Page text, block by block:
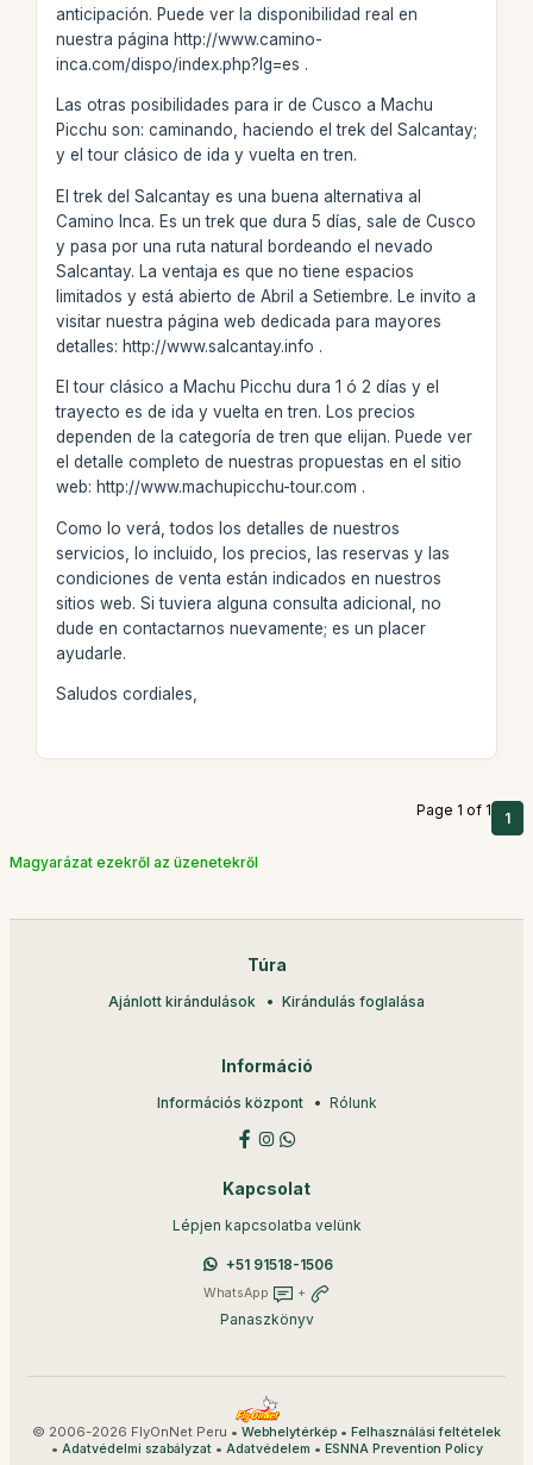
anticipación. Puede ver la disponibilidad real en
nuestra página http://www.camino-
inca.com/dispo/index.php?lg=es .
Las otras posibilidades para ir de Cusco a Machu
Picchu son: caminando, haciendo el trek del Salcantay;
y el tour clásico de ida y vuelta en tren.
El trek del Salcantay es una buena alternativa al
Camino Inca. Es un trek que dura 5 días, sale de Cusco
y pasa por una ruta natural bordeando el nevado
Salcantay. La ventaja es que no tiene espacios
limitados y está abierto de Abril a Setiembre. Le invito a
visitar nuestra página web dedicada para mayores
detalles: http://www.salcantay.info .
El tour clásico a Machu Picchu dura 1 ó 2 días y el
trayecto es de ida y vuelta en tren. Los precios
dependen de la categoría de tren que elijan. Puede ver
el detalle completo de nuestras propuestas en el sitio
web: http://www.machupicchu-tour.com .
Como lo verá, todos los detalles de nuestros
servicios, lo incluido, los precios, las reservas y las
condiciones de venta están indicados en nuestros
sitios web. Si tuviera alguna consulta adicional, no
dude en contactarnos nuevamente; es un placer
ayudarle.
Saludos cordiales,
Page 1 of 1 1
Magyarázat ezekről az üzenetekről
Túra
Ajánlott kirándulások Kirándulás foglalása
Információ
Információs központ Rólunk
Kapcsolat
Lépjen kapcsolatba velünk
+51 91518-1506
WhatsApp +
Panaszkönyv
© 2006-2026 FlyOnNet Peru • Webhelytérkép • Felhasználási feltételek
• Adatvédelmi szabályzat• Adatvédelem • ESNNA Prevention Policy